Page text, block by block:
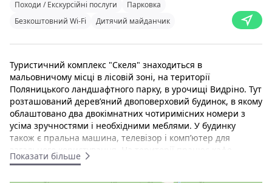
Походи / Екскурсійні послуги
Парковка
Безкоштовний Wi-Fi
Дитячий майданчик
Туристичний комплекс "Скеля" знаходиться в
мальовничому місці в лісовій зоні, на території
Поляницького ландшафтного парку, в урочищі Видріно. Тут
розташований дерев’яний двоповерховий будинок, в якому
облаштовано два двокімнатних чотиримісних номери з
усіма зручностями і необхідними меблями. У будинку
також є пральна машина, телевізор і комп’ютер для
загального користування. На території працює кафе,
основне меню якого представлено стравами української
Показати більше